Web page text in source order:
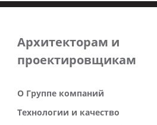
Архитекторам и
проектировщикам
О Группе компаний
Технологии и качество